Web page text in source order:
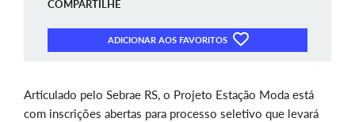
COMPARTILHE
ADICIONAR AOS FAVORITOS
Articulado pelo Sebrae RS, o Projeto Estação Moda está
com inscrições abertas para processo seletivo que levará